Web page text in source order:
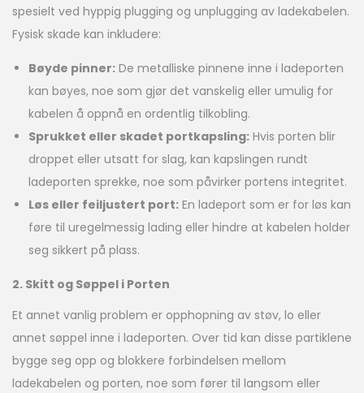
spesielt ved hyppig plugging og unplugging av ladekabelen.
Fysisk skade kan inkludere:
Bøyde pinner: De metalliske pinnene inne i ladeporten
kan bøyes, noe som gjør det vanskelig eller umulig for
kabelen å oppnå en ordentlig tilkobling.
Sprukket eller skadet portkapsling: Hvis porten blir
droppet eller utsatt for slag, kan kapslingen rundt
ladeporten sprekke, noe som påvirker portens integritet.
Løs eller feiljustert port: En ladeport som er for løs kan
føre til uregelmessig lading eller hindre at kabelen holder
seg sikkert på plass.
2. Skitt og Søppel i Porten
Et annet vanlig problem er opphopning av støv, lo eller
annet søppel inne i ladeporten. Over tid kan disse partiklene
bygge seg opp og blokkere forbindelsen mellom
ladekabelen og porten, noe som fører til langsom eller